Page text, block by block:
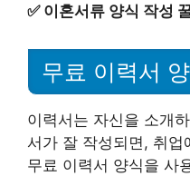
✅ 이혼서류 양식 작성
무료 이력서
이력서는 자신을 소개
서가 잘 작성되면, 취
무료 이력서 양식을 사